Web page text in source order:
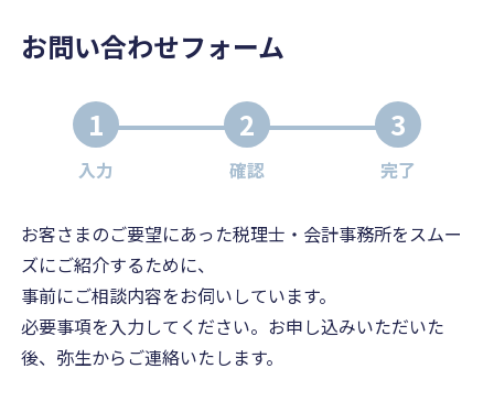
お問い合わせフォーム
1
入力
2
確認
3
完了
お客さまのご要望にあった税理士・会計事務所をスムー
ズにご紹介するために、
事前にご相談内容をお伺いしています。
必要事項を入力してください。お申し込みいただいた
後、弥生からご連絡いたします。